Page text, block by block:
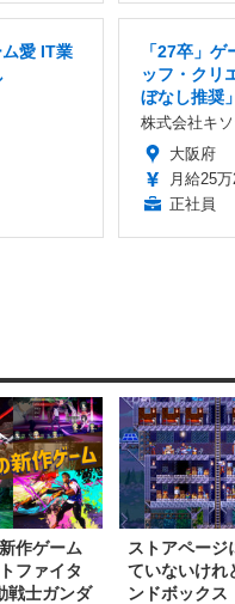
愛 IT業
「27卒」
ッフ・クリ
ぼなし推奨
株式会社キ
大阪府
月給25
正社員
作ゲーム
ファイタ
戦士ガンダ
ストアページ
ていないけ
ンドボックス